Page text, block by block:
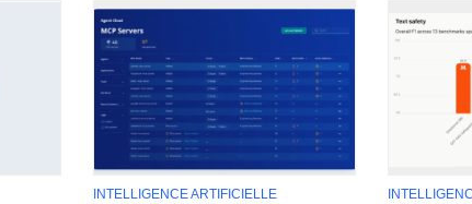
INTELLIGENCE ARTIFICIELLE